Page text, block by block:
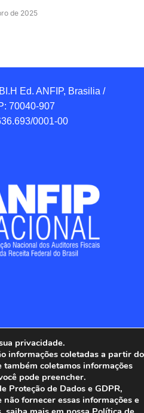
de 2025
Ed. ANFIP, Brasilia /
70040-907
0001-00
Federal do Brasil.
Reservados.
privacidade.
informações coletadas a partir do
coletamos informações
pode preencher.
Proteção de Dados e GDPR,
fornecer essas informações e